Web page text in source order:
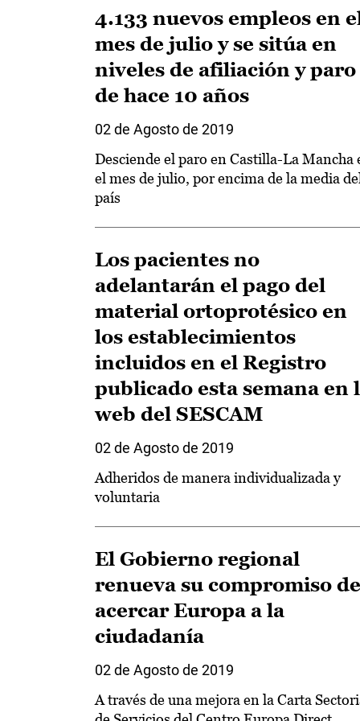
4.133 nuevos empleos en
mes de julio y se sitúa en
niveles de afiliación y paro
de hace 10 años
02 de Agosto de 2019
Desciende el paro en Castilla-La Mancha
el mes de julio, por encima de la media
país
Los pacientes no
adelantarán el pago del
material ortoprotésico en
los establecimientos
incluidos en el Registro
publicado esta semana en
web del SESCAM
02 de Agosto de 2019
Adheridos de manera individualizada y
voluntaria
El Gobierno regional
renueva su compromiso de
acercar Europa a la
ciudadanía
02 de Agosto de 2019
A través de una mejora en la Carta